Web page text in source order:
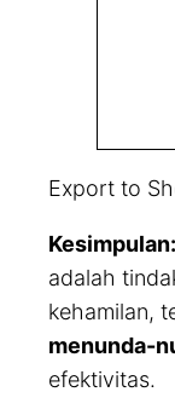
Export to
Kesimpulan:
adalah
kehamilan,
menunda-
efektivitas.